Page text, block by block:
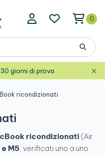
0
giorni di prova ×
ricondizionati
ricondizionati (Air
e M5, verificati uno a uno